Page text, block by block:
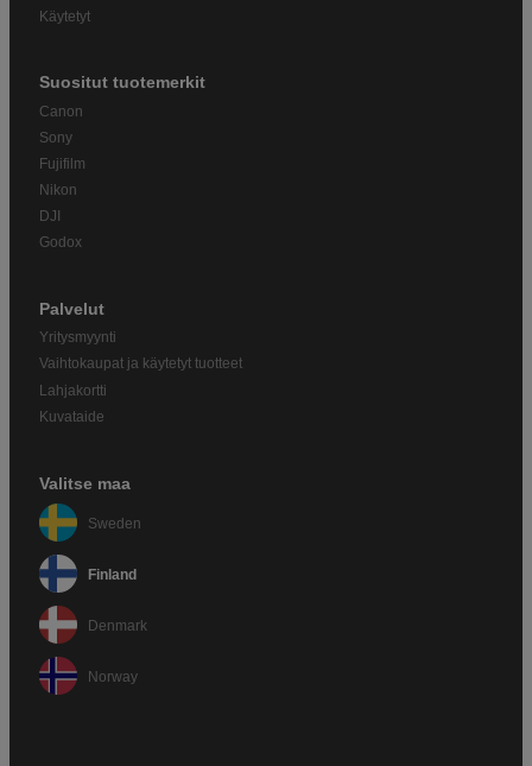
Käytetyt
Suositut tuotemerkit
Canon
Sony
Fujifilm
Nikon
DJI
Godox
Palvelut
Yritysmyynti
Vaihtokaupat ja käytetyt tuotteet
Lahjakortti
Kuvataide
Valitse maa
Sweden
Finland
Denmark
Norway